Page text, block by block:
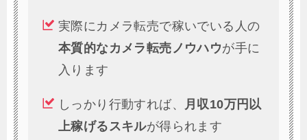
実際にカメラ転売で稼いでいる人の
本質的なカメラ転売ノウハウが手に
入ります
しっかり行動すれば、 月収10万円以
上稼げるスキルが得られます